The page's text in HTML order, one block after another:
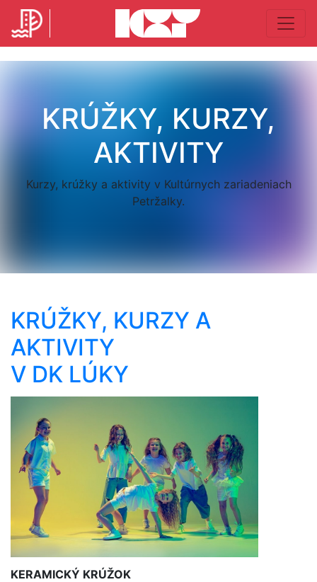
KRÚŽKY, KURZY,
AKTIVITY
Kurzy, krúžky a aktivity v Kultúrnych zariadeniach
Petržalky.
KRÚŽKY, KURZY A
AKTIVITY
V DK LÚKY
KERAMICKÝ KRÚŽOK